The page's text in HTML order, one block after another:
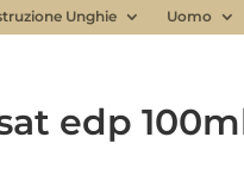
Unghie Uomo
edp